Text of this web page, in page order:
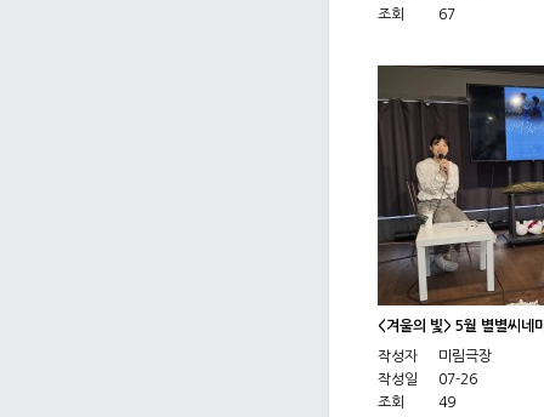
조회
67
<겨울의 빛> 5월 별별씨네
작성자
미림극장
작성일
07-26
조회
49